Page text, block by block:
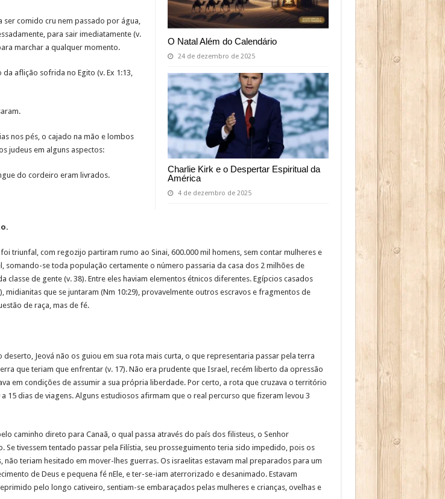
O Natal Além do Calendário
24 de dezembro de 2025
Charlie Kirk e o Despertar Espiritual da
América
4 de dezembro de 2025
comido cru nem passado por água,
para sair imediatamente (v.
marchar a qualquer momento.
aflição sofrida no Egito (v. Ex 1:13,
nos pés, o cajado na mão e lombos
judeus em alguns aspectos:
do cordeiro eram livrados.
triunfal, com regozijo partiram rumo ao Sinai, 600.000 mil homens, sem contar mulheres e
somando-se toda população certamente o número passaria da casa dos 2 milhões de
de gente (v. 38). Entre eles haviam elementos étnicos diferentes. Egípcios casados
que se juntaram (Nm 10:29), provavelmente outros escravos e fragmentos de
de raça, mas de fé.
Jeová não os guiou em sua rota mais curta, o que representaria passar pela terra
que teriam que enfrentar (v. 17). Não era prudente que Israel, recém liberto da opressão
em condições de assumir a sua própria liberdade. Por certo, a rota que cruzava o território
dias de viagens. Alguns estudiosos afirmam que o real percurso que fizeram levou 3
caminho direto para Canaã, o qual passa através do país dos filisteus, o Senhor
tivessem tentado passar pela Filístia, seu prosseguimento teria sido impedido, pois os
teriam hesitado em mover-lhes guerras. Os israelitas estavam mal preparados para um
de Deus e pequena fé nEle, e ter-se-iam aterrorizado e desanimado. Estavam
pelo longo cativeiro, sentiam-se embaraçados pelas mulheres e crianças, ovelhas e